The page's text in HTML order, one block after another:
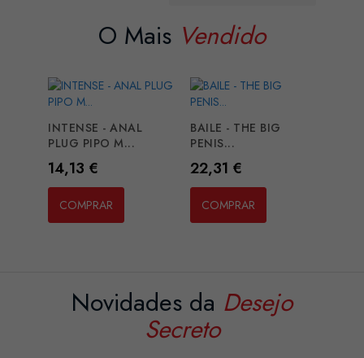
O Mais Vendido
INTENSE - ANAL
PLUG PIPO M...
Preço
14,13 €
COMPRAR
BAILE - THE BIG
PENIS...
Preço
22,31 €
COMPRAR
Novidades da Desejo
Secreto